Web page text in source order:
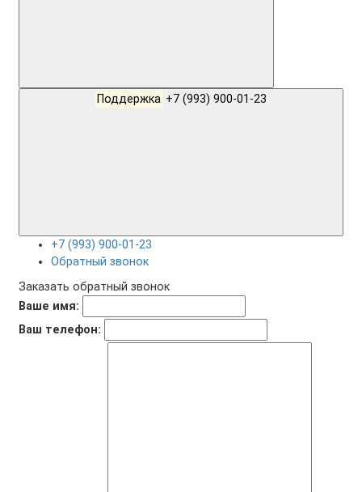
Поддержка
+7 (993) 900-01-23
Обратный звонок
Заказать обратный звонок
Ваше имя:
Ваш телефон: